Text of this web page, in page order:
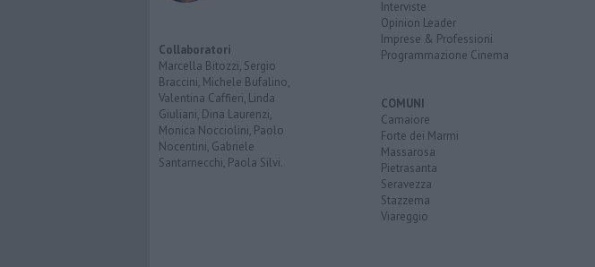
Collaboratori
Marcella Bitozzi, Sergio
Braccini, Michele Bufalino,
Valentina Caffieri, Linda
Giuliani, Dina Laurenzi,
Monica Nocciolini, Paolo
Nocentini, Gabriele
Santarnecchi, Paola Silvi.
Interviste
Opinion Leader
Imprese & Professioni
Programmazione Cinema
COMUNI
Camaiore
Forte dei Marmi
Massarosa
Pietrasanta
Seravezza
Stazzema
Viareggio